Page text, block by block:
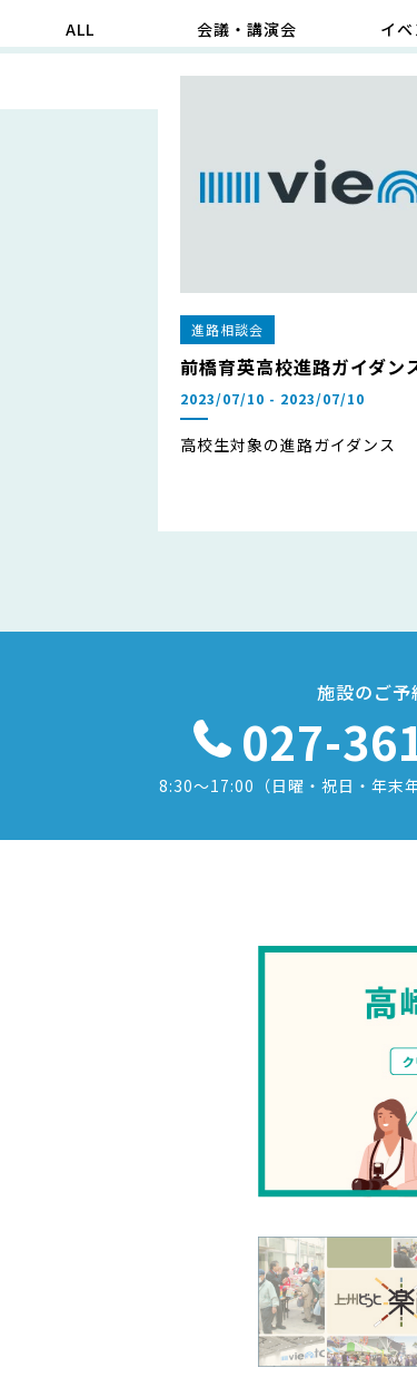
ALL 会議・講演会 イベ
進路相談会
前橋育英高校進路ガイダン
2023/07/10 - 2023/07/10
高校生対象の進路ガイダンス
施設のご予
027-
8:30〜17:00 （日曜・祝日・年末